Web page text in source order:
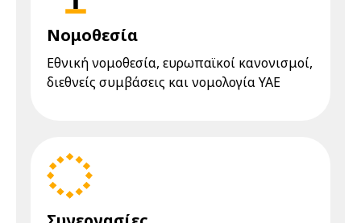
Νομοθεσία
Eθνική νομοθεσία, ευρωπαϊκοί κανονισμοί,
διεθνείς συμβάσεις και νομολογία YAE